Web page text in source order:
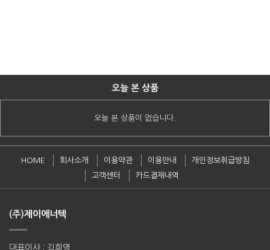
오늘 본 상품
오늘 본 상품이 없습니다.
HOME 회사소개 이용약관 이용안내
개인정보취급방침
고객센터
카드결재내역
(주)제이에너텍
대표이사 : 김희영